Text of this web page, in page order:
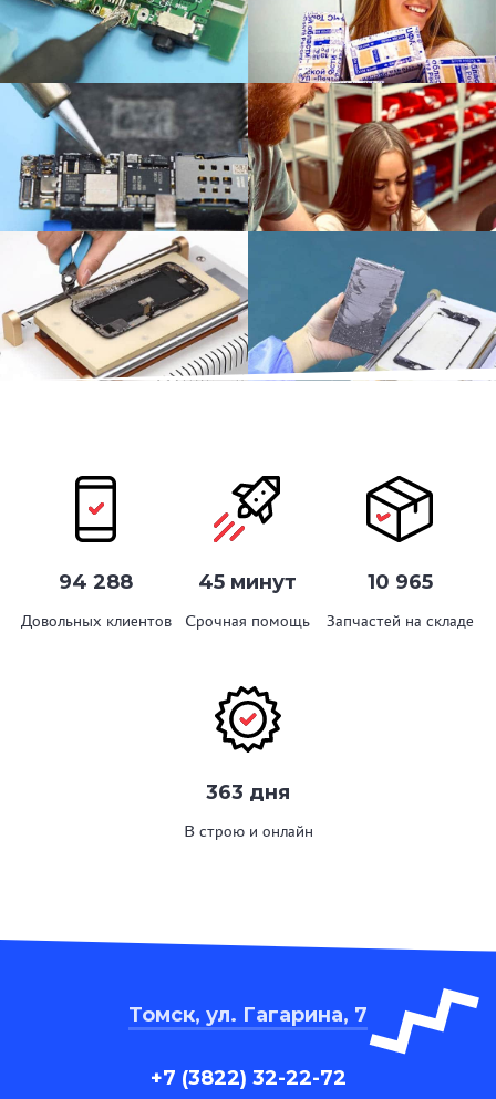
94 288
Довольных клиентов
45 минут
Срочная помощь
10 965
Запчастей на складе
363 дня
В строю и онлайн
Томск, ул. Гагарина, 7
+7 (3822) 32-22-72